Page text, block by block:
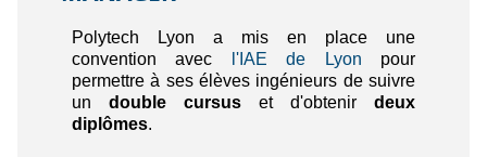
Polytech Lyon a mis en place une
convention avec
l'IAE de Lyon pour
permettre à ses élèves ingénieurs de suivre
un double cursus et d'obtenir deux
diplômes.